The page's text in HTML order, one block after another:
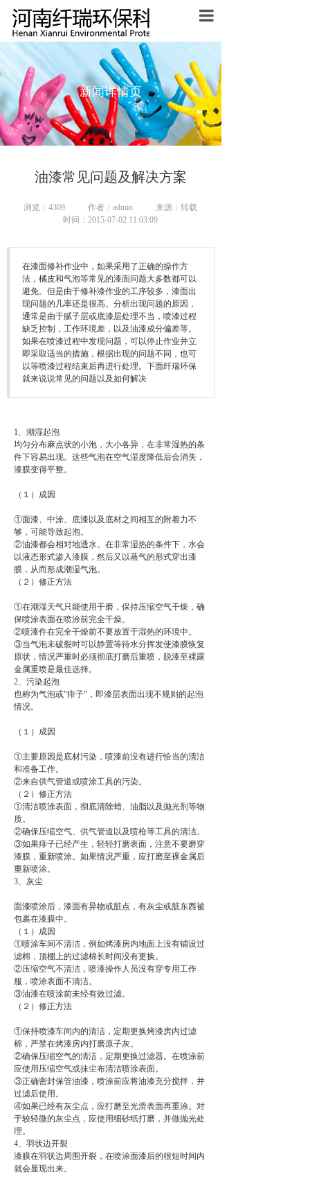
新闻详情页
油漆常见问题及解决方案
浏览：4309 作者：admin
来源：转载
时间：2015-07-02 11:03:09
在漆面修补作业中，如果采用了正确的操作方
法，橘皮和气泡等常见的漆面问题大多数都可以
避免。但是由于修补漆作业的工序较多，漆面出
现问题的几率还是很高。分析出现问题的原因，
通常是由于腻子层或底漆层处理不当，喷漆过程
缺乏控制，工作环境差，以及油漆成分偏差等。
如果在喷漆过程中发现问题，可以停止作业并立
即采取适当的措施，根据出现的问题不同，也可
以等喷漆过程结束后再进行处理。下面纤瑞环保
就来说说常见的问题以及如何解决
1、潮湿起泡
均匀分布麻点状的小泡，大小各异，在非常湿热的条
件下容易出现。这些气泡在空气湿度降低后会消失，
漆膜变得平整。
（１）成因
①面漆、中涂、底漆以及底材之间相互的附着力不
够，可能导致起泡。
②油漆都会相对地透水。在非常湿热的条件下，水会
以液态形式渗入漆膜，然后又以蒸气的形式穿出漆
膜，从而形成潮湿气泡。
（２）修正方法
①在潮湿天气只能使用干磨，保持压缩空气干燥，确
保喷涂表面在喷涂前完全干燥。
②喷漆件在完全干燥前不要放置于湿热的环境中。
③当气泡未破裂时可以静置等待水分挥发使漆膜恢复
原状，情况严重时必须彻底打磨后重喷，脱漆至裸露
金属重喷是最佳选择。
2、污染起泡
也称为气泡或"痱子"，即漆层表面出现不规则的起泡
情况。
（１）成因
①主要原因是底材污染，喷漆前没有进行恰当的清洁
和准备工作。
②来自供气管道或喷涂工具的污染。
（２）修正方法
①清洁喷涂表面，彻底清除蜡、油脂以及抛光剂等物
质。
②确保压缩空气、供气管道以及喷枪等工具的清洁。
③如果痱子已经产生，轻轻打磨表面，注意不要磨穿
漆膜，重新喷涂。如果情况严重，应打磨至裸金属后
重新喷涂。
3、灰尘
面漆喷涂后，漆面有异物或脏点，有灰尘或脏东西被
包裹在漆膜中。
（１）成因
①喷涂车间不清洁，例如烤漆房内地面上没有铺设过
滤棉，顶棚上的过滤棉长时间没有更换。
②压缩空气不清洁，喷漆操作人员没有穿专用工作
服，喷涂表面不清洁。
③油漆在喷涂前未经有效过滤。
（２）修正方法
①保持喷漆车间内的清洁，定期更换烤漆房内过滤
棉，严禁在烤漆房内打磨原子灰。
②确保压缩空气的清洁，定期更换过滤器。在喷涂前
应使用压缩空气或抹尘布清洁喷涂表面。
③正确密封保管油漆，喷涂前应将油漆充分搅拌，并
过滤后使用。
④如果已经有灰尘点，应打磨至光滑表面再重涂。对
于较轻微的灰尘点，应使用细砂纸打磨，并做抛光处
理。
4、羽状边开裂
漆膜在羽状边周围开裂，在喷涂面漆后的很短时间内
就会显现出来。